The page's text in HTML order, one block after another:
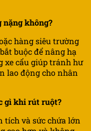
nặng không?
hàng siêu trường
buộc để nâng hạ
xe cẩu giúp tránh hư
lao động cho nhân
gì khi rút ruột?
tích và sức chứa lớn